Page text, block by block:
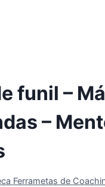
funil –
–
Ferrametas de